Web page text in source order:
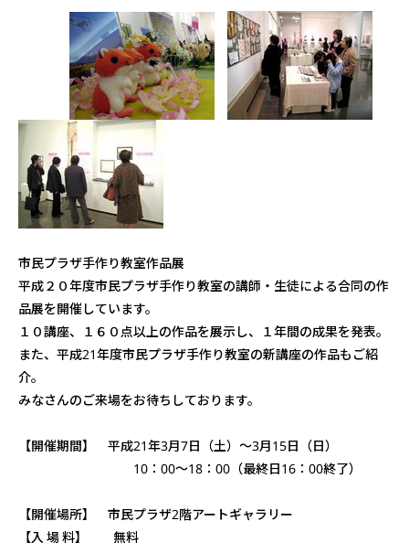
市民プラザ手作り教室作品展
平成２０年度市民プラザ手作り教室の講師・生徒による合同の作
品展を開催しています。
１０講座、１６０点以上の作品を展示し、１年間の成果を発表。
また、平成21年度市民プラザ手作り教室の新講座の作品もご紹
介。
みなさんのご来場をお待ちしております。
【開催期間】 平成21年3月7日（土）～3月15日（日）
10：00～18：00（最終日16：00終了）
【開催場所】 市民プラザ2階アートギャラリー
【入 場 料】 無料